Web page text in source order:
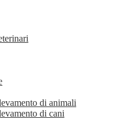
di animali
di cani